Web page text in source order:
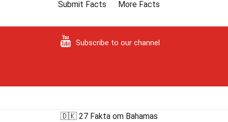
Submit Facts
More Facts
Subscribe to our channel
🇩🇰 27 Fakta om Bahamas